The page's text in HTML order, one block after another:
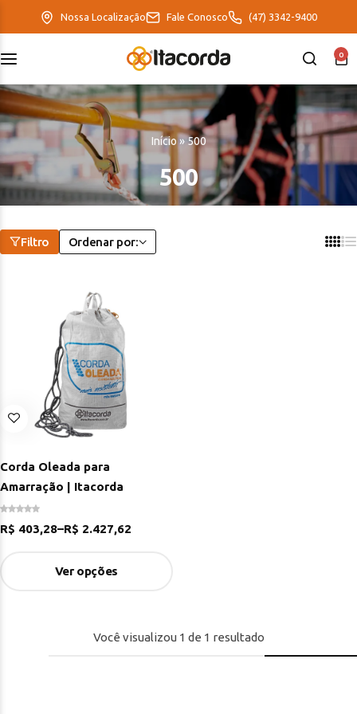
Nossa Localização Fale Conosco (47) 3342-9400
0
Início » 500
500
Filtro Ordenar por:
Corda Oleada para
Amarração | Itacorda
R$ 403,28–R$ 2.427,62
Ver opções
Você visualizou 1 de 1 resultado
EcoFriendly
ItaMaxx